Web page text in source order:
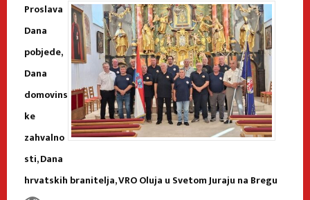
Proslava
Dana
pobjede,
Dana
domovins
ke
zahvalno
sti, Dana
hrvatskih branitelja, VRO Oluja u Svetom Juraju na Bregu